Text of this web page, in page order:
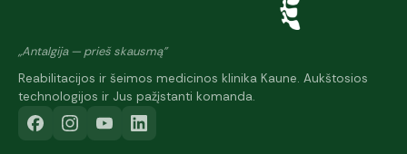
„Antalgija — prieš skausmą"
Reabilitacijos ir šeimos medicinos klinika Kaune. Aukštosios
technologijos ir Jus pažįstanti komanda.